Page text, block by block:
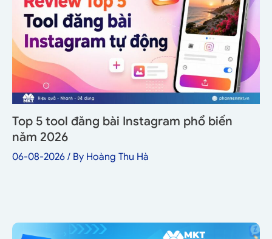
Top 5 tool đăng bài Instagram phổ biến
năm 2026
06-08-2026 / By Hoàng Thu Hà